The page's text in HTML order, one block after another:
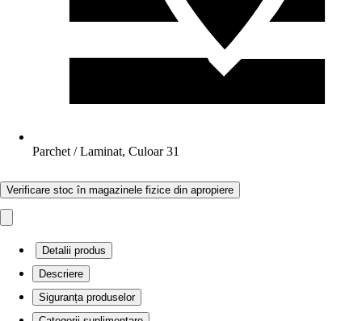
Parchet / Laminat, Culoar 31
Verificare stoc în magazinele fizice din apropiere
Detalii produs
Descriere
Siguranța produselor